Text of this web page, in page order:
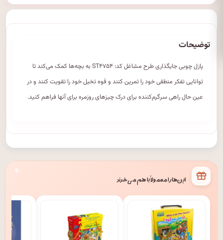
توضیحات
پازل چوبی جایگذاری طرح مشاغل کد: ST۴۷۵۴ به بچه‌ها کمک می‌کند تا
توانایی تفکر منطقی خود را تمرین کنند و قوه تخیل خود را تقویت کنند و در
عین حال راهی سرگرم‌کننده برای درک چیزهای روزمره برای آنها فراهم کنید.
این‌ها را معمولاً با هم می‌خرند